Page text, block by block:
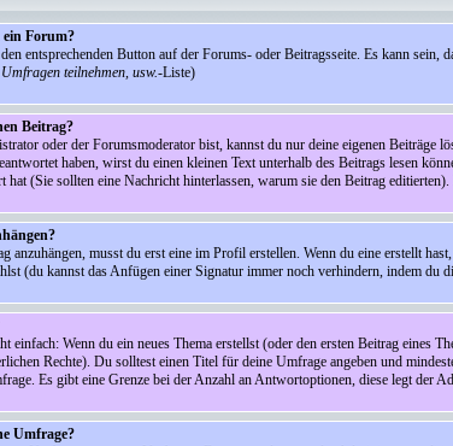
ein Forum?
entsprechenden Button auf der Forums- oder Beitragsseite. Es kann
teilnehmen, usw.-Liste)
Beitrag?
oder der Forumsmoderator bist, kannst du nur deine eigenen
haben, wirst du einen kleinen Text unterhalb des Beitrags lesen
(Sie sollten eine Nachricht hinterlassen, warum sie den Beitrag
anzuhängen, musst du erst eine im Profil erstellen. Wenn du eine erstellt
(du kannst das Anfügen einer Signatur immer noch verhindern, indem du
einfach: Wenn du ein neues Thema erstellst (oder den ersten Beitrag eines
Rechte). Du solltest einen Titel für deine Umfrage angeben und
Es gibt eine Grenze bei der Anzahl an Antwortoptionen, diese legt der
Umfrage?